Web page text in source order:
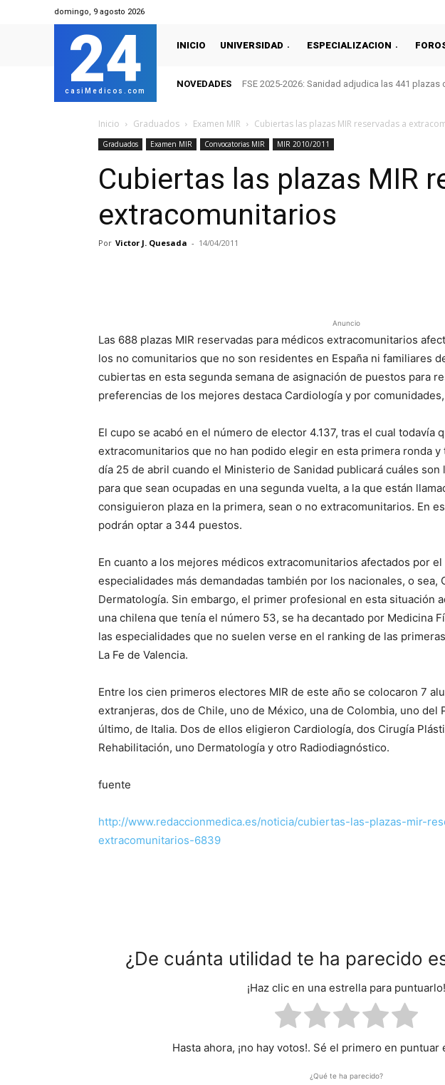
domingo, 9 agosto 2026
24
casiMedicos.com
INICIO UNIVERSIDAD ESPECIALIZACION
NOVEDADES FSE 2025-2026: Sanidad adjudica las 441
Inicio Graduados Examen MIR Cubiertas las plazas MIR reservadas a
Graduados Examen MIR Convocatorias MIR MIR 2010/2011
Cubiertas las plazas MIR
extracomunitarios
Por Victor J. Quesada - 14/04/2011
Anuncio
Las 688 plazas MIR reservadas para médicos extracomunitarios
los no comunitarios que no son residentes en España ni familiares
cubiertas en esta segunda semana de asignación de puestos para
preferencias de los mejores destaca Cardiología y por
El cupo se acabó en el número de elector 4.137, tras el cual todavía
extracomunitarios que no han podido elegir en esta primera ronda
día 25 de abril cuando el Ministerio de Sanidad publicará cuáles son
para que sean ocupadas en una segunda vuelta, a la que están
consiguieron plaza en la primera, sean o no extracomunitarios. En
podrán optar a 344 puestos.
En cuanto a los mejores médicos extracomunitarios afectados por
especialidades más demandadas también por los nacionales, o sea,
Dermatología. Sin embargo, el primer profesional en esta situación
una chilena que tenía el número 53, se ha decantado por Medicina
las especialidades que no suelen verse en el ranking de las
La Fe de Valencia.
Entre los cien primeros electores MIR de este año se colocaron 7
extranjeras, dos de Chile, uno de México, una de Colombia, uno del
último, de Italia. Dos de ellos eligieron Cardiología, dos Cirugía
Rehabilitación, uno Dermatología y otro Radiodiagnóstico.
fuente
http://www.redaccionmedica.es/noticia/cubiertas-las-plazas-mir-
extracomunitarios-6839
¿De cuánta utilidad te ha parecido
¡Haz clic en una estrella para puntuarlo!
Hasta ahora, ¡no hay votos!. Sé el primero en
¿Qué te ha parecido?